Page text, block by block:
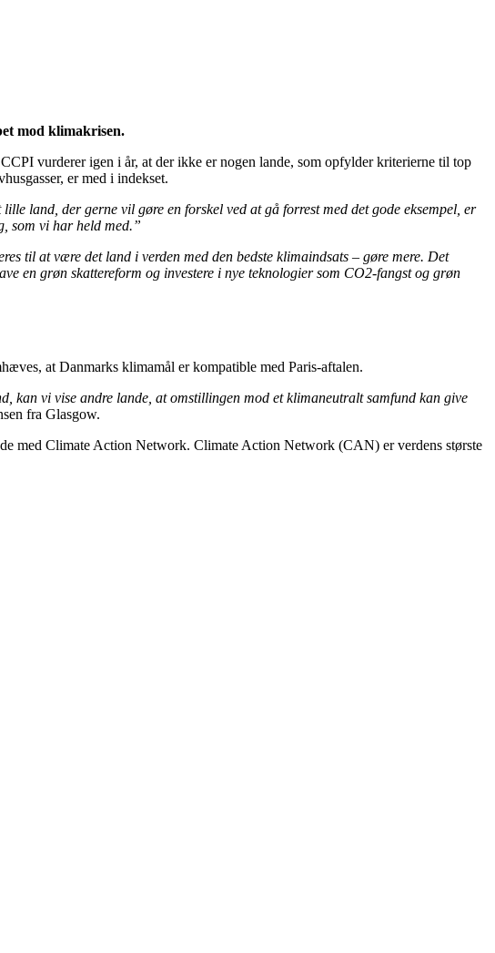
mod klimakrisen.
vurderer igen i år, at der ikke er nogen lande, som opfylder kriterierne til top
er med i indekset.
land, der gerne vil gøre en forskel ved at gå forrest med det gode eksempel, er
som vi har held med.”
til at være det land i verden med den bedste klimaindsats – gøre mere. Det
en grøn skattereform og investere i nye teknologier som CO2-fangst og grøn
at Danmarks klimamål er kompatible med Paris-aftalen.
kan vi vise andre lande, at omstillingen mod et klimaneutralt samfund kan give
fra Glasgow.
med Climate Action Network. Climate Action Network (CAN) er verdens største